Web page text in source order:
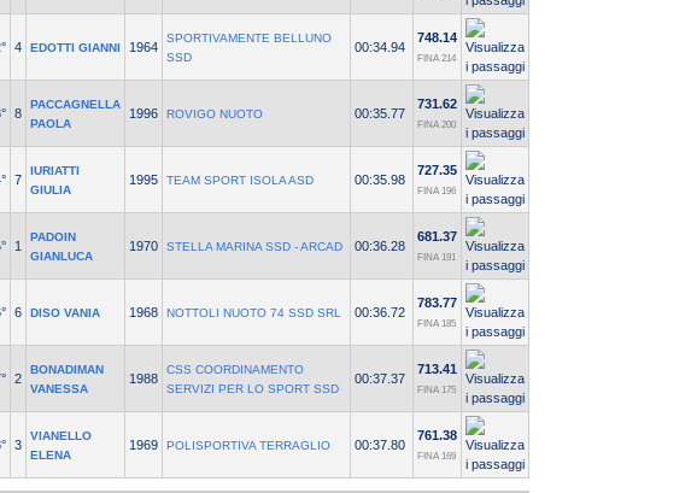
4 EDOTTI GIANNI 1964
SPORTIVAMENTE BELLUNO
SSD
00:34.94
748.14
FINA 214
8
PACCAGNELLA
PAOLA
1996 ROVIGO NUOTO 00:35.77
731.62
FINA 200
7
IURIATTI
GIULIA
1995 TEAM SPORT ISOLA ASD 00:35.98
727.35
FINA 196
1
PADOIN
GIANLUCA
1970 STELLA MARINA SSD - ARCAD 00:36.28
681.37
FINA 191
6 DISO VANIA 1968 NOTTOLI NUOTO 74 SSD SRL 00:36.72
783.77
FINA 185
2
BONADIMAN
VANESSA
1988
CSS COORDINAMENTO
SERVIZI PER LO SPORT SSD
00:37.37
713.41
FINA 175
3
VIANELLO
ELENA
1969 POLISPORTIVA TERRAGLIO 00:37.80
761.38
FINA 169